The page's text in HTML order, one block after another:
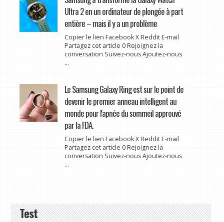
Ultra 2 en un ordinateur de plongée à part
entière – mais il y a un problème
Copier le lien Facebook X Reddit E-mail
Partagez cet article 0 Rejoignez la
conversation Suivez-nous Ajoutez-nous
...
Le Samsung Galaxy Ring est sur le point de
devenir le premier anneau intelligent au
monde pour l'apnée du sommeil approuvé
par la FDA.
Copier le lien Facebook X Reddit E-mail
Partagez cet article 0 Rejoignez la
conversation Suivez-nous Ajoutez-nous
...
Test